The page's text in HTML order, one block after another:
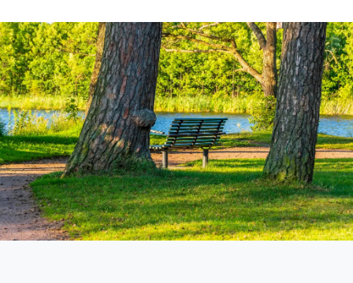
Flyttfirma Köping
Flyttfirma Lindesberg
Flyttfirma Långflytt
Flyttfirma Malmköping
Flyttfirma Malmö Stockholm
Flyttfirma Mariefred
Flyttfirma Nacka
Flyttfirma Nora
Flyttfirma Norberg
Flyttfirma Norge
Flyttfirma Nykvarn
Flyttfirma Nynäshamn